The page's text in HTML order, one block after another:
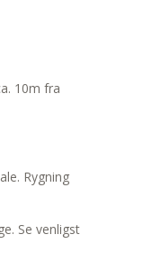
10m fra
Rygning
Se venligst